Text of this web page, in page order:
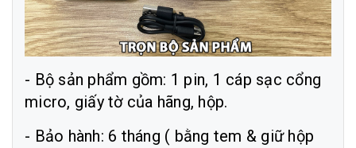
- Bộ sản phẩm gồm: 1 pin, 1 cáp sạc cổng
micro, giấy tờ của hãng, hộp.
- Bảo hành: 6 tháng ( bằng tem & giữ hộp